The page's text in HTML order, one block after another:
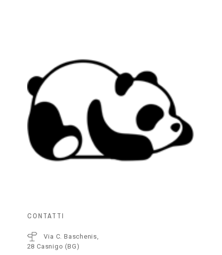
CONTATTI
Via C. Baschenis,
28 Casnigo (BG)